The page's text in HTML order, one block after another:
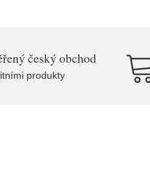
český obchod
produkty